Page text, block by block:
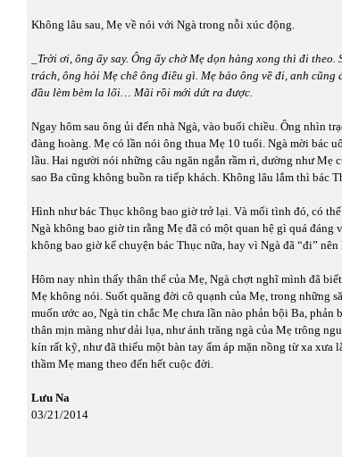
Không lâu sau, Mẹ về nói với Ngà trong nỗi xúc động.
Trời ơi, ông ấy say. Ông ấy chờ Mẹ dọn hàng xong thì đi theo.
trách, ông hỏi Mẹ chê ông điều gì. Mẹ bảo ông về đi, anh cũng
đầu lèm bèm la lối… Mãi rồi mới dứt ra được.
Ngay hôm sau ông ủi đến nhà Ngà, vào buổi chiều. Ông nhìn
đàng hoàng. Mẹ có lần nói ông thua Mẹ 10 tuổi. Ngà mời bác
lầu. Hai người nói những câu ngăn ngắn rầm rì, dường như Mẹ
sao Ba cũng không buồn ra tiếp khách. Không lâu lắm thì bác
Hình như bác Thục không bao giờ trở lại. Và mối tình đó, có
Ngà không bao giờ tin rằng Mẹ đã có một quan hệ gì quá đáng
không bao giờ kể chuyện bác Thục nữa, hay vì Ngà đã “đi”
Hôm nay nhìn thấy thân thể của Mẹ, Ngà chợt nghĩ mình đã
Mẹ không nói. Suốt quãng đời cô quạnh của Mẹ, trong những
muốn ước ao, Ngà tin chắc Mẹ chưa lần nào phản bội Ba, phản
thân mịn màng như dải lụa, như ánh trăng ngà của Mẹ trông
kín rất kỹ, như đã thiếu một bàn tay ấm áp mặn nồng từ xa xưa
thầm Mẹ mang theo đến hết cuộc đời.
Lưu Na
03/21/2014